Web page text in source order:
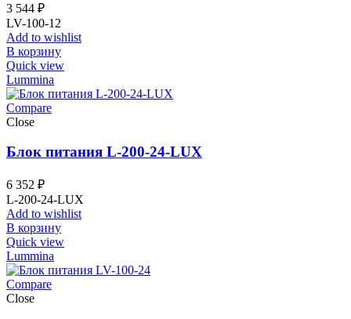
3 544 ₽
LV-100-12
Add to wishlist
В корзину
Quick view
Lummina
Compare
Close
Блок питания L-200-24-LUX
6 352 ₽
L-200-24-LUX
Add to wishlist
В корзину
Quick view
Lummina
Compare
Close